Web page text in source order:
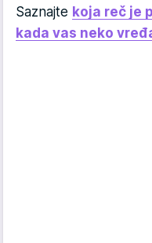
Saznajte koja reč je
kada vas neko